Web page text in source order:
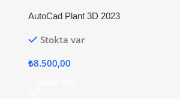
AutoCad Plant 3D 2023
Stokta var
₺8.500,00